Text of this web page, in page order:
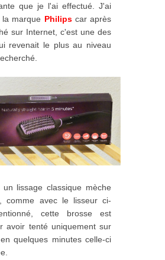
que je l'ai effectué. J'ai
la marque Philipscar après
sur Internet, c'est une des
revenait le plus au niveau
un lissage classique mèche
comme avec le lisseur ci-
cette brosse est
avoir tenté uniquement sur
quelques minutes celle-ci